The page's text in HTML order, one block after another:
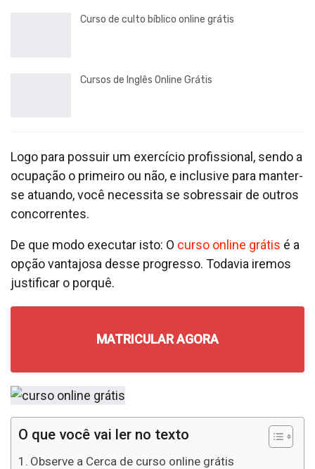
Curso de culto bíblico online grátis
Cursos de Inglês Online Grátis
Logo para possuir um exercício profissional, sendo a
ocupação o primeiro ou não, e inclusive para manter-
se atuando, você necessita se sobressair de outros
concorrentes.
De que modo executar isto: O curso online grátis é a
opção vantajosa desse progresso. Todavia iremos
justificar o porquê.
MATRICULAR AGORA
O que você vai ler no texto
Observe a Cerca de curso online grátis